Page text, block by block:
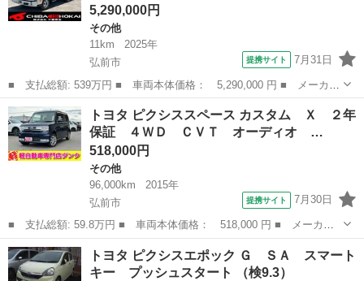
5,290,000円
その他
11km
2025年
弘前市
提携サイト 7月31日
■ 支払総額: 539万円 ■ 車両本体価格： 5,290,000 円 ■ メーカー
名： トヨタ ■ 車種名： ダイナトラック ■ グレード名： Ｗ
キャブ 平ボディ３方開 積載１２５０ｋｇ ＡＴ ４ＷＤ ２ＤＧ
－ＧＤＹ２...
青森 弘前市 その他
トヨタ ピクシススペース カスタム Ｘ ２年
保証 ４ＷＤ ＣＶＴ オーディオ …
518,000円
その他
96,000km
2015年
弘前市
提携サイト 7月30日
■ 支払総額: 59.8万円 ■ 車両本体価格： 518,000 円 ■ メーカー
名： トヨタ ■ 車種名： ピクシススペース ■ グレード名： カ
スタム Ｘ ２年保証 ４ＷＤ ＣＶＴ オーディオ フォグラン
プ 電動格納ミ...
青森 弘前市 その他
トヨタ ピクシスエポック Ｇ ＳＡ スマート
キー プッシュスタート （検9.3）